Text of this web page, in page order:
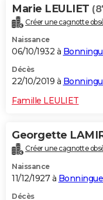
Marie LEULIET
Créer une cagnotte
Naissance
06/10/1932 à
Décès
22/10/2019 à
Famille LEULIET
Georgette
Créer une cagnotte
Naissance
11/12/1927 à
Décès